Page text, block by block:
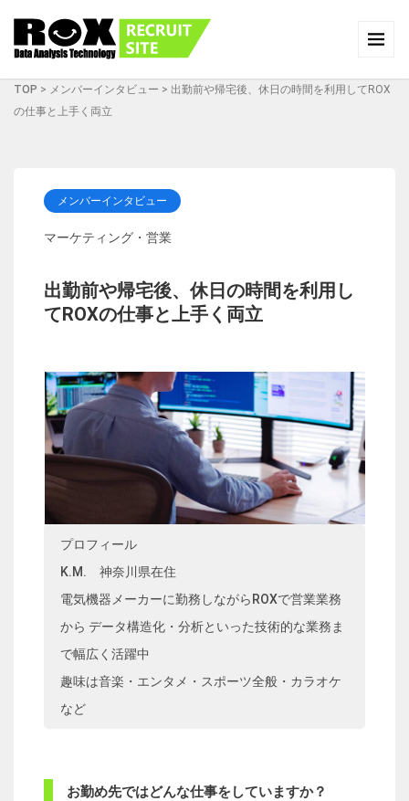
TOP > メンバーインタビュー > 出勤前や帰宅後、休日の時間を利用してROX
の仕事と上手く両立
メンバーインタビュー
マーケティング・営業
出勤前や帰宅後、休日の時間を利用し
てROXの仕事と上手く両立
プロフィール
K.M. 神奈川県在住
電気機器メーカーに勤務しながらROXで営業業務
から データ構造化・分析といった技術的な業務ま
で幅広く活躍中
趣味は音楽・エンタメ・スポーツ全般・カラオケ
など
お勤め先ではどんな仕事をしていますか？